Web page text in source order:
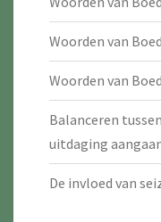
Woorden van
Woorden van
Balanceren
uitdaging
De invloed van